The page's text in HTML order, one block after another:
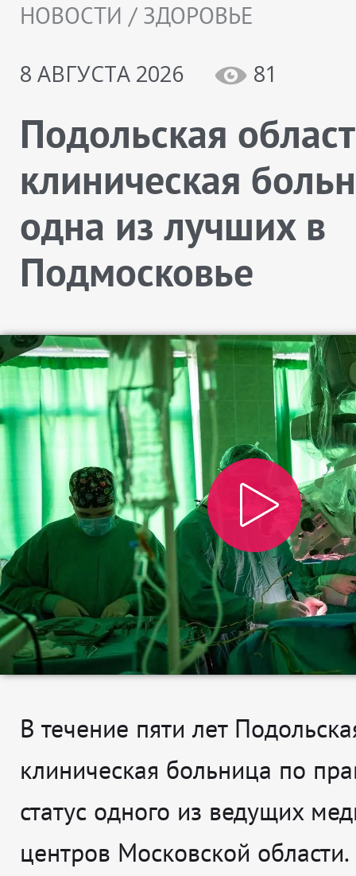
НОВОСТИ / ЗДОРОВЬЕ
8 АВГУСТА 2026
81
Подольская
клиническая
одна из лучших в
Подмосковье
В течение пяти лет
клиническая больница по
статус одного из ведущих
центров Московской